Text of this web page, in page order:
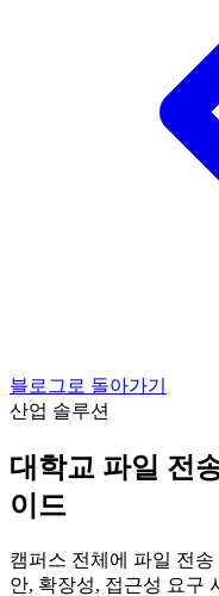
블로그로 돌아가기
산업 솔루션
대학교 파일 전
이드
캠퍼스 전체에 파일 전
안, 확장성, 접근성 요구